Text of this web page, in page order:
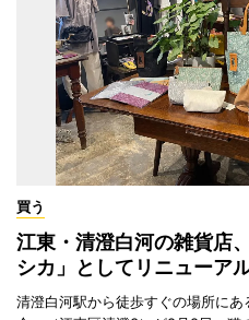
買う
江東・清澄白河の雑貨店
シカ」としてリニューア
清澄白河駅から徒歩すぐの場所に